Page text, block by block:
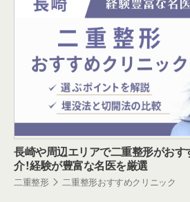
長崎や周辺エリアで二重整形がお
介！経験が豊富な名医を厳選
二重整形 二重整形おすすめクリニック